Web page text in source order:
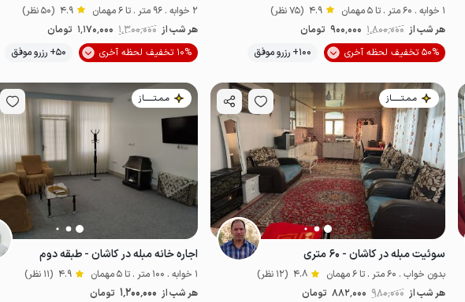
اقتصادی موقعیت در نقشه
1 خوابه . 60 متر . تا 5 مهمان 4.9 (75 نظر)
هر شب از 1٬800٬000 900٬000 تومان
50% تخفیف لحظه آخری
100+ رزرو موفق موقعیت در نقشه
2 خوابه . 96 متر . تا 6 مهمان 4.9 (50 نظر)
هر شب از 1٬300٬000 1٬170٬000 تومان
10% تخفیف لحظه آخری
50+ رزرو موفق
مـمـتــــــاز
سوئیت مبله در کاشان - ۶۰ متری
بدون خواب . 60 متر . تا 6 مهمان 4.8 (12 نظر)
هر شب از 980٬000 882٬000 تومان
مـمـتــــــاز
اجاره خانه مبله در کاشان - طبقه دوم
1 خوابه . 100 متر . تا 5 مهمان 4.9 (11 نظر)
هر شب از 1٬200٬000 تومان